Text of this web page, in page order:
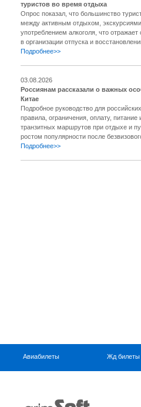
туристов во время отдыха
Опрос показал, что большинство
между активным отдыхом,
употреблением алкоголя, что
в организации отпуска и
Подробнее>>
03.08.2026
Россиянам рассказали о важных
Китае
Подробное руководство для
правила, ограничения, оплату, питание
транзитных маршрутов при отдыхе и
ростом популярности после
Подробнее>>
Авиабилеты Жд билеты